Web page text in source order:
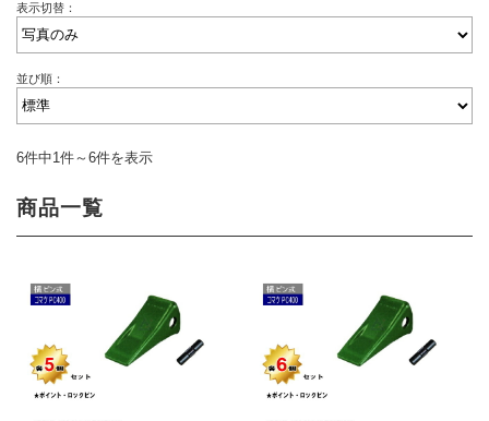
表示切替：
並び順：
6件中1件～6件を表示
商品一覧